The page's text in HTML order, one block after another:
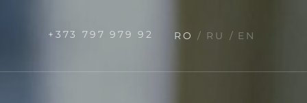
+373 797 979 92 RO RU EN